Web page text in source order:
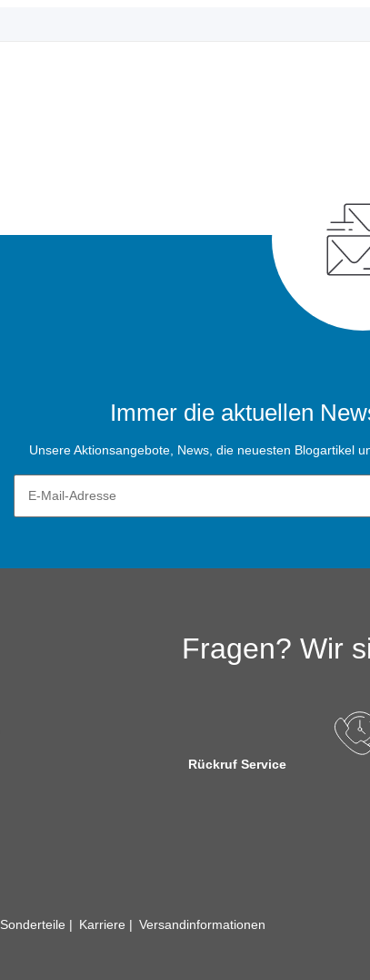
Immer die aktuellen
Unsere Aktionsangebote, News, die neuesten Blogartikel
Fragen? Wir
Rückruf Service
Sonderteile Karriere Versandinformationen